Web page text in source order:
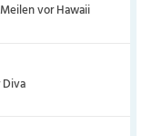
vor Hawaii